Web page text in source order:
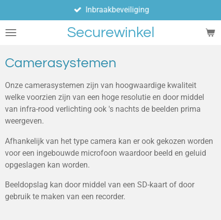
direct
naar
hoofdinhoud
Securewinkel
Inbraakbeveiliging
Camerasystemen
Onze camerasystemen zijn van hoogwaardige kwaliteit
welke voorzien zijn van een hoge resolutie en door middel
van infra-rood verlichting ook 's nachts de beelden prima
weergeven.
Afhankelijk van het type camera kan er ook gekozen worden
voor een ingebouwde microfoon waardoor beeld en geluid
opgeslagen kan worden.
Beeldopslag kan door middel van een SD-kaart of door
gebruik te maken van een recorder.